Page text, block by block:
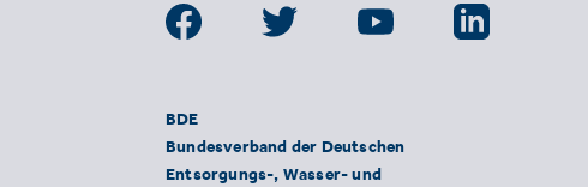
BDE
Bundesverband der Deutschen
Entsorgungs-, Wasser- und